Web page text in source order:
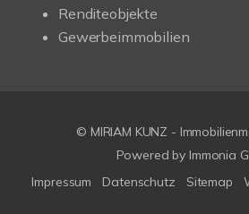
Renditeobjekte
Gewerbeimmobilien
© MIRIAM KUNZ -
Powered by Immonia
Impressum
Datenschutz Sitemap